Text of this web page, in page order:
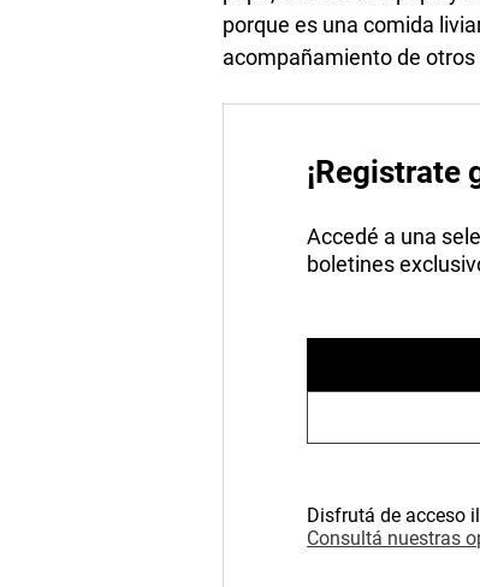
porque es una comida
acompañamiento de otros
¡Registrate
Accedé a una
boletines
Disfrutá de acceso
Consultá nuestras